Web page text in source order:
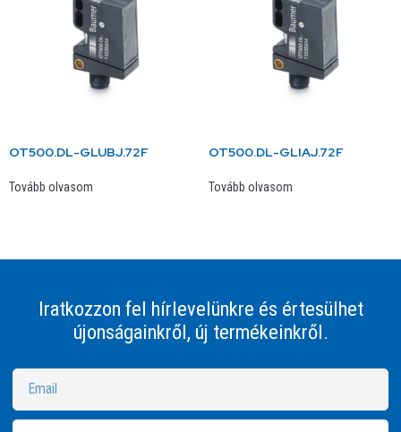
OT500.DL-GLUBJ.72F
Tovább olvasom
OT500.DL-GLIAJ.72F
Tovább olvasom
Iratkozzon fel hírlevelünkre és értesülhet
újonságainkről, új termékeinkről.